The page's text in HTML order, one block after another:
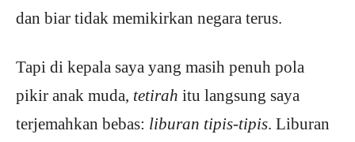
dan biar tidak memikirkan negara terus.
Tapi di kepala saya yang masih penuh pola
pikir anak muda, tetirah itu langsung saya
terjemahkan bebas: liburan tipis-tipis. Liburan